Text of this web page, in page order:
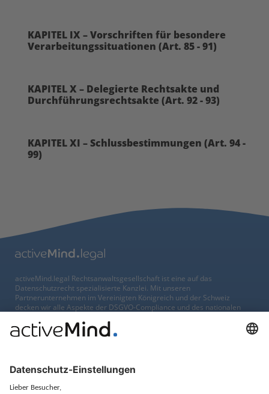
KAPITEL IX – Vorschriften für besondere
Verarbeitungssituationen (Art. 85 - 91)
KAPITEL X – Delegierte Rechtsakte und
Durchführungsrechtsakte (Art. 92 - 93)
KAPITEL XI – Schlussbestimmungen (Art. 94 -
99)
activeMind.legal Rechtsanwaltsgesellschaft ist eine auf das
Datenschutzrecht spezialisierte Kanzlei. Mit unseren
Partnerunternehmen im Vereinigten Königreich und der Schweiz
decken wir alle Aspekte der DSGVO-Compliance und des nationalen
activeMind.legal
Rechtsanwaltsgesellschaft m. b. H
Potsdamer Straße 3